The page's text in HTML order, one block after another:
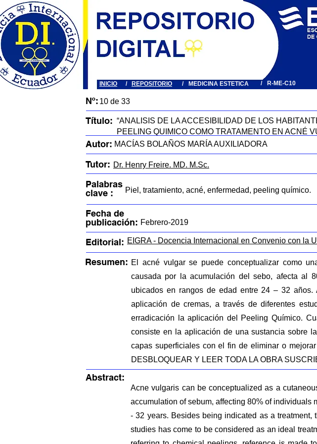
/ REPOSITORIO MEDICINA ESTETICA R-ME-C10
INICIO / /
Nº: 10 de 33
Título: “ANALISIS DE LA ACCESIBILIDAD DE LOS
PEELING QUIMICO COMO TRATAMENTO EN ACNÉ
Autor: MACÍAS BOLAÑOS MARÍA AUXILIADORA
Tutor: Dr. Henry Freire. MD. M.Sc.
Palabras
clave :Piel, tratamiento, acné, enfermedad, peeling químico.
Fecha de
publicación: Febrero-2019
Editorial: EIGRA - Docencia Internacional en Convenio con la
Resumen: El acné vulgar se puede conceptualizar como
causada por la acumulación del sebo, afecta al
ubicados en rangos de edad entre 24 – 32
aplicación de cremas, a través de diferentes
erradicación la aplicación del Peeling Químico.
consiste en la aplicación de una sustancia sobre
capas superficiales con el fin de eliminar o
DESBLOQUEAR Y LEER TODA LA OBRA
Acne vulgaris can be conceptualized as a
accumulation of sebum, affecting 80% of
- 32 years. Besides being indicated as a
studies has come to be considered as an ideal
Abstract: